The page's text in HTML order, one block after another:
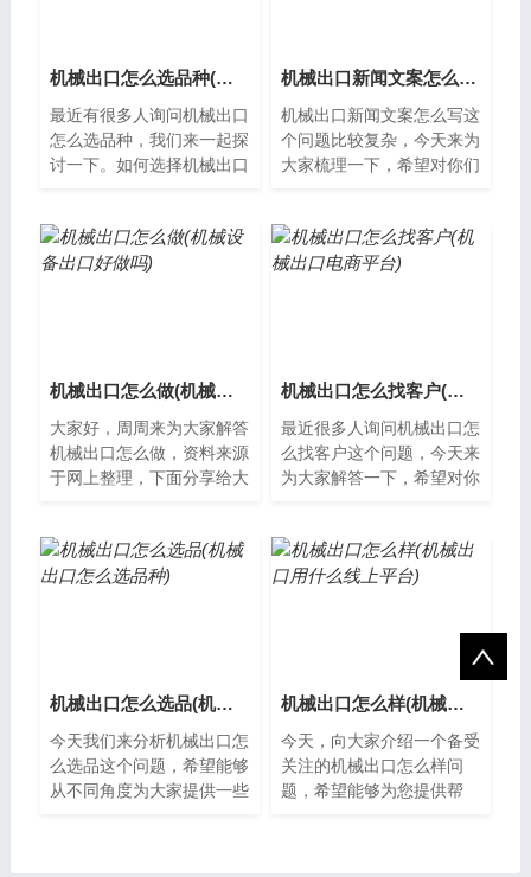
机械出口怎么选品种(机械出口怎么做)
最近有很多人询问机械出口
怎么选品种，我们来一起探
讨一下。如何选择机械出口
济发展的重要...
机械出口新闻文案怎么写(机械出口新闻文案怎么写啊)
机械出口新闻文案怎么写这
个问题比较复杂，今天来为
大家梳理一下，希望对你们
外贸易的一...
机械出口怎么做(机械设备出口好做吗)
大家好，周周来为大家解答
机械出口怎么做，资料来源
于网上整理，下面分享给大
内生产的机...
机械出口怎么找客户(机械出口电商平台)
最近很多人询问机械出口怎
么找客户这个问题，今天来
为大家解答一下，希望对你
市场，但是...
机械出口怎么选品(机械出口怎么选品种)
今天我们来分析机械出口怎
么选品这个问题，希望能够
从不同角度为大家提供一些
机械出口怎么样(机械出口用什么线上平台)
今天，向大家介绍一个备受
关注的机械出口怎么样问
题，希望能够为您提供帮